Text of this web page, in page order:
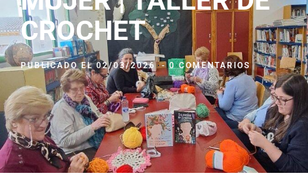
CROCHET
PUBLICADO EL02/03/2026 -0 COMENTARIOS